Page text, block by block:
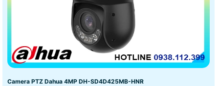
Camera PTZ Dahua 4MP DH-SD4D425MB-HNR